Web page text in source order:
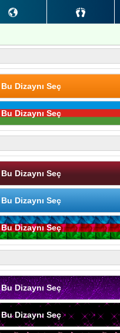
Bu Dizaynı Seç
Bu Dizaynı Seç
Bu Dizaynı Seç
Bu Dizaynı Seç
Bu Dizaynı Seç
Bu Dizaynı Seç
Bu Dizaynı Seç